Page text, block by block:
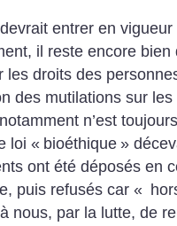
entrer en vigueur
il reste encore bien
les droits des
des mutilations sur
n’est
loi « bioéthique »
ont été déposés en
puis refusés car «
nous, par la lutte, de